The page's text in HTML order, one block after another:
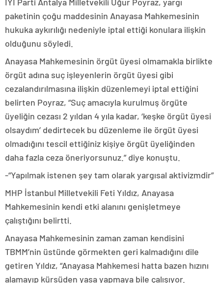
paketinin çoğu maddesinin Anayasa Mahkemesinin
hukuka aykırılığı nedeniyle iptal ettiği konulara ilişkin
olduğunu söyledi.
Anayasa Mahkemesinin örgüt üyesi olmamakla birlikte
örgüt adına suç işleyenlerin örgüt üyesi gibi
cezalandırılmasına ilişkin düzenlemeyi iptal ettiğini
belirten Poyraz, “Suç amacıyla kurulmuş örgüte
üyeliğin cezası 2 yıldan 4 yıla kadar, ‘keşke örgüt üyesi
olsaydım’ dedirtecek bu düzenleme ile örgüt üyesi
olmadığını tescil ettiğiniz kişiye örgüt üyeliğinden
daha fazla ceza öneriyorsunuz.” diye konuştu.
-“Yapılmak istenen şey tam olarak yargısal aktivizmdir”
MHP İstanbul Milletvekili Feti Yıldız, Anayasa
Mahkemesinin kendi etki alanını genişletmeye
çalıştığını belirtti.
Anayasa Mahkemesinin zaman zaman kendisini
TBMM’nin üstünde görmekten geri kalmadığını dile
getiren Yıldız, “Anayasa Mahkemesi hatta bazen hızını
alamayıp kürsüden yasa yapmaya bile çalışıyor.